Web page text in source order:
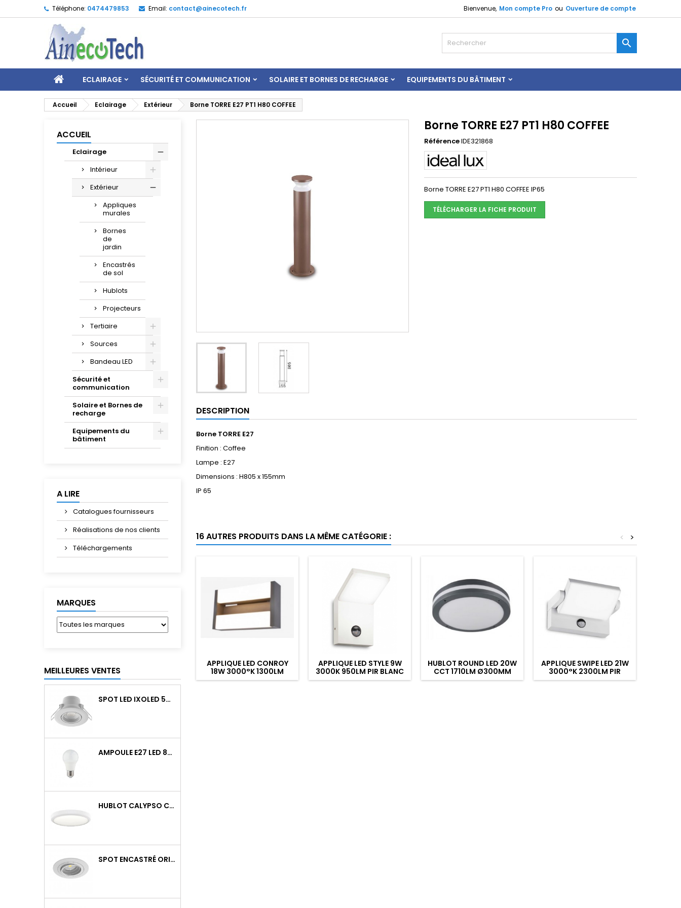
Téléphone: 0474479853 Email: contact@ainecotech.fr Bienvenue, Mon compte Pro ou Ouverture de compte

ECLAIRAGE SÉCURITÉ ET COMMUNICATION SOLAIRE ET BORNES DE RECHARGE EQUIPEMENTS DU BÂTIMENT
Accueil Eclairage Extérieur Borne TORRE E27 PT1 H80 COFFEE
ACCUEIL
Eclairage
Intérieur
Extérieur
Appliques
murales
Bornes
de
jardin
Encastrés
de sol
Hublots
Projecteurs
Tertiaire
Sources
Bandeau LED
Sécurité et
communication
Solaire et Bornes de
recharge
Equipements du
bâtiment
A LIRE
Catalogues fournisseurs
Réalisations de nos clients
Téléchargements
MARQUES
MEILLEURES VENTES
SPOT LED IXOLED 5W ORIENTABLE CCT DIMMABLE 600LM IP65 BLANC BBC
AMPOULE E27 LED 8W RAPID PRO V2 4000K 810LM
HUBLOT CALYPSO CCT 9-18W 2000LM ON/OFF IK10 BLANC
SPOT ENCASTRÉ ORIENTABLE WATTO GU10 AUTO BLANC
Borne TORRE E27 PT1 H80 COFFEE
RéférenceIDE321868
Borne TORRE E27 PT1 H80 COFFEE IP65
TÉLÉCHARGER LA FICHE PRODUIT
DESCRIPTION
Borne TORRE E27
Finition : Coffee
Lampe : E27
Dimensions : H805 x 155mm
IP 65
16 AUTRES PRODUITS DANS LA MÊME CATÉGORIE : >
<
APPLIQUE LED CONROY
18W 3000°K 1300LM
ANTHRACITE
APPLIQUE LED STYLE 9W
3000K 950LM PIR BLANC
HUBLOT ROUND LED 20W
CCT 1710LM Ø300MM
ANTHRACITE FONTE D'ALU
APPLIQUE SWIPE LED 21W
3000°K 2300LM PIR
BLANC